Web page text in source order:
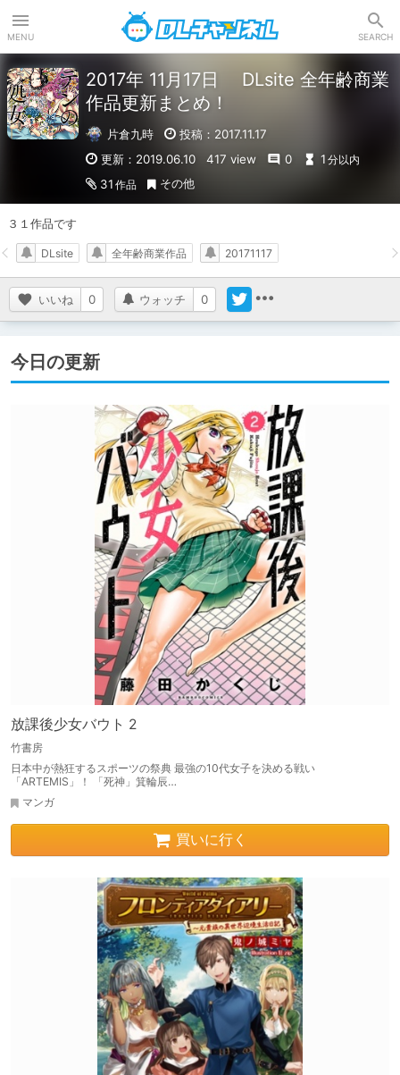
MENU SEARCH
2017年 11月17日 DLsite 全年齢商業
作品更新まとめ！
片倉九時
投稿：2017.11.17
更新：2019.06.10
417 view 0 1 分以内
31 作品 その他
３１作品です
いいね 0 ウォッチ 0
DLsite 全年齢商業作品 20171117
今日の更新
放課後少女バウト 2
竹書房
日本中が熱狂するスポーツの祭典 最強の10代女子を決める戦い
「ARTEMIS」！ 「死神」箕輪辰…
マンガ
買いに行く